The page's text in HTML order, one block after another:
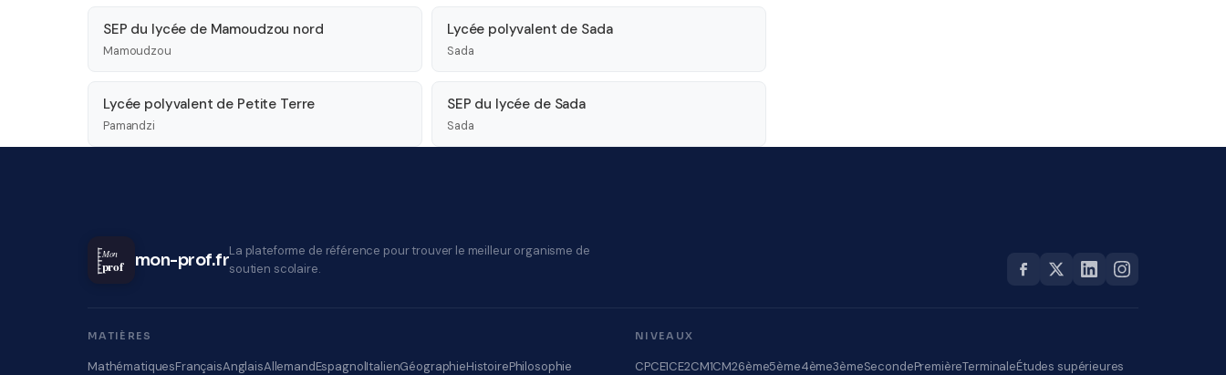
SEP du lycée de Mamoudzou nord
Mamoudzou
Lycée polyvalent de Sada
Sada
Lycée polyvalent de Petite Terre
Pamandzi
SEP du lycée de Sada
Sada
Mon
prof mon-prof.frLa plateforme de référence pour trouver le meilleur organisme de
soutien scolaire.
MATIÈRES
MathématiquesFrançaisAnglaisAllemandEspagnolItalienGéographieHistoirePhilosophie
NIVEAUX
CPCE1CE2CM1CM26ème5ème4ème3èmeSecondePremièreTerminaleÉtudes supérieures